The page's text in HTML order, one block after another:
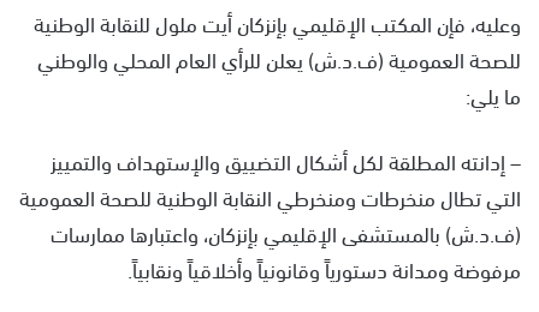
وعليه، فإن المكتب الإقليمي بإنزكان أيت ملول للنقابة الوطنية
للصحة العمومية (ف.د.ش) يعلن للرأي العام المحلي والوطني
ما يلي:
– إدانته المطلقة لكل أشكال التضييق والإستهداف والتمييز
التي تطال منخرطات ومنخرطي النقابة الوطنية للصحة العمومية
(ف.د.ش) بالمستشفى الإقليمي بإنزكان، واعتبارها ممارسات
مرفوضة ومدانة دستورياً وقانونياً وأخلاقياً ونقابياً.